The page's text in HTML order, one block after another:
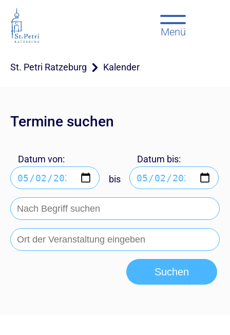
Menü
St. Petri Ratzeburg Kalender
Termine suchen
Datum von:
bis
Datum bis:
Suchen